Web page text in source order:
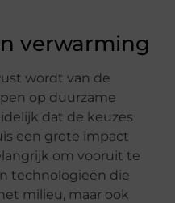
verwarming
wordt van de
op duurzame
dat de keuzes
een grote impact
om vooruit te
technologieën die
milieu, maar ook